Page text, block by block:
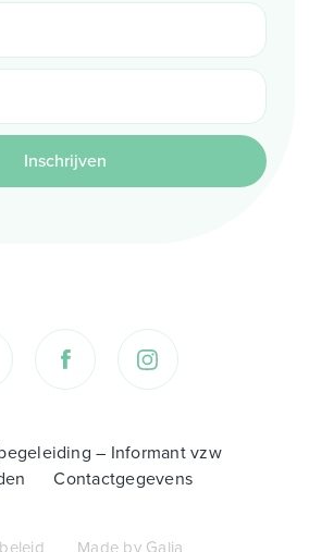
Inschrijven
– Informant vzw
Contactgegevens